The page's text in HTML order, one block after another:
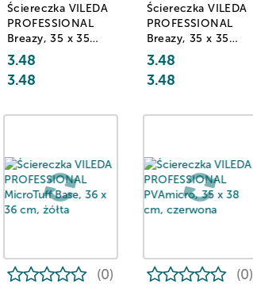
Ściereczka VILEDA
PROFESSIONAL
Breazy, 35 x 35
cm, zielona
3.48
3.48
Ściereczka VILEDA
PROFESSIONAL
Breazy, 35 x 35
cm, żółta
3.48
3.48
(0) (0)